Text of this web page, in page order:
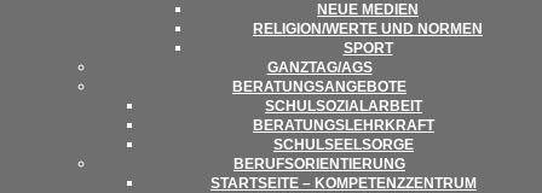
NEUE MEDIEN
RELIGION/​​WERTE UND NORMEN
SPORT
GANZTAG/​​AGS
BERA­TUNGS­AN­GE­BOTE
SCHUL­SO­ZI­AL­AR­BEIT
BERA­TUNGS­LEHR­KRAFT
SCHUL­SEEL­SORGE
BERUFS­ORI­EN­TIE­RUNG
START­SEITE – KOM­PE­TENZ­ZEN­TRUM